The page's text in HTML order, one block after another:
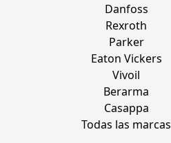
Danfoss
Rexroth
Parker
Eaton Vickers
Vivoil
Berarma
Casappa
Todas las marcas